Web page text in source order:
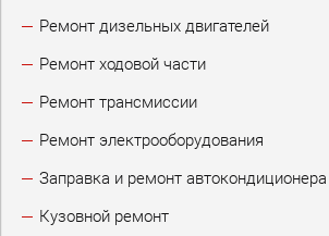
Ремонт дизельных двигателей
Ремонт ходовой части
Ремонт трансмиссии
Ремонт электрооборудования
Заправка и ремонт автокондиционера
Кузовной ремонт